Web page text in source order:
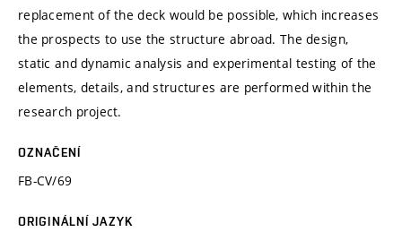
replacement of the deck would be possible, which increases
the prospects to use the structure abroad. The design,
static and dynamic analysis and experimental testing of the
elements, details, and structures are performed within the
research project.
OZNAČENÍ
FB-CV/69
ORIGINÁLNÍ JAZYK